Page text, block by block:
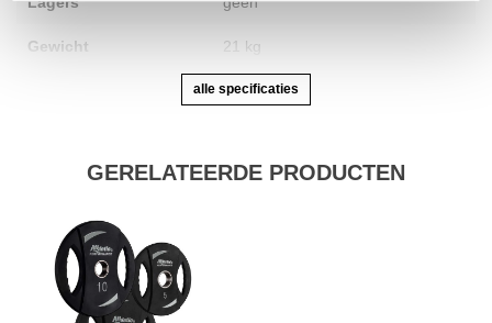
Gewicht 21 kg
alle specificaties
GERELATEERDE PRODUCTEN